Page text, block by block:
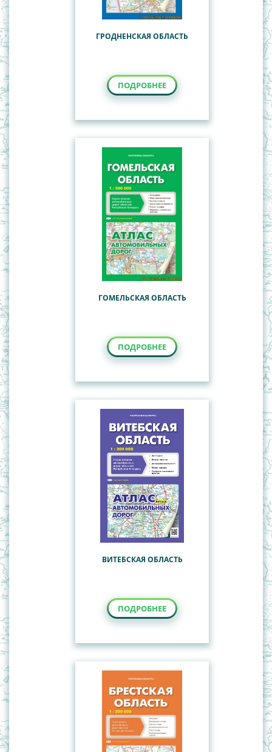
ГРОДНЕНСКАЯ ОБЛАСТЬ
ПОДРОБНЕЕ
ГОМЕЛЬСКАЯ ОБЛАСТЬ
ПОДРОБНЕЕ
ВИТЕБСКАЯ ОБЛАСТЬ
ПОДРОБНЕЕ